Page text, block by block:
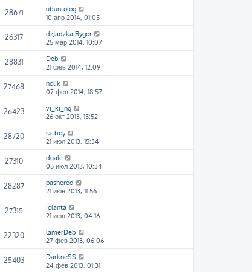
28671
ubuntolog
10 апр 2014, 01:05
26317
dzJadzka Rygor
25 мар 2014, 10:07
28831
Deb
21 фев 2014, 12:09
27468
nolik
07 фев 2014, 18:57
26423
vi_ki_ng
26 окт 2013, 15:52
28720
ratboy
21 июл 2013, 15:34
27310
duale
05 июл 2013, 10:34
28287
pashered
21 июн 2013, 11:56
27315
iolanta
21 июн 2013, 04:16
22320
lamerDeb
27 фев 2013, 06:06
25403
DarkneSS
24 фев 2013, 01:31